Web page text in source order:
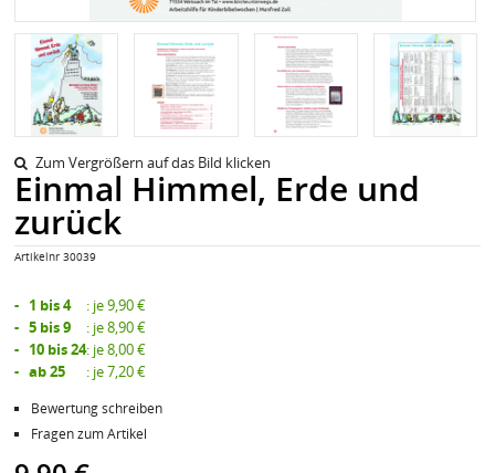
Zum Vergrößern auf das Bild klicken
Einmal Himmel, Erde und
zurück
Artikelnr 30039
- 1 bis 4 : je 9,90 €
- 5 bis 9
: je 8,90 €
- 10 bis 24: je 8,00 €
- ab 25
: je 7,20 €
Bewertung schreiben
Fragen zum Artikel